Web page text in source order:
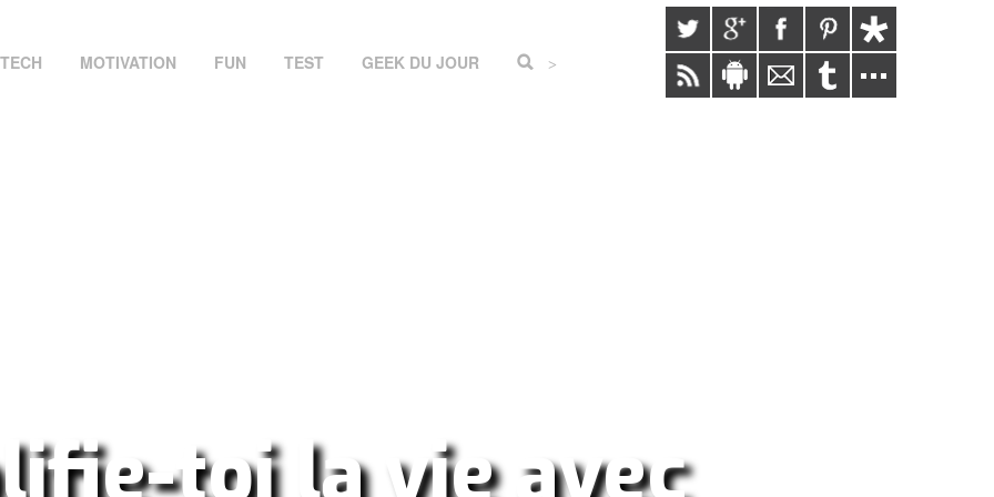
TECH MOTIVATION FUN TEST GEEK DU JOUR >
toi la vie avec